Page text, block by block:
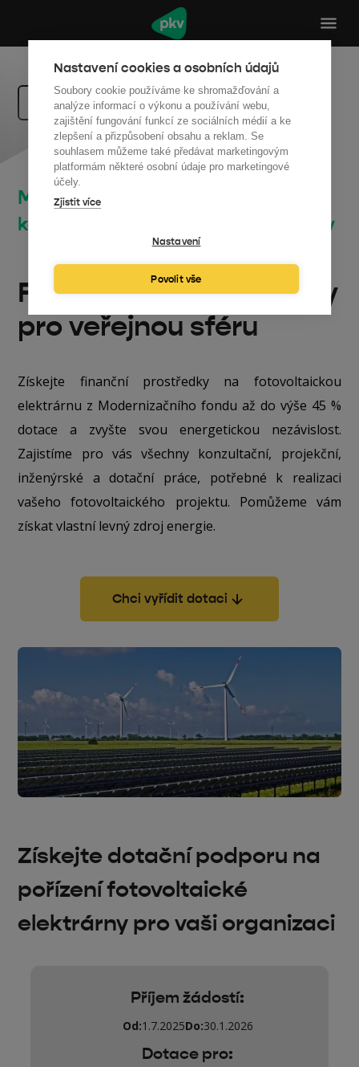
Nastavení cookies a osobních údajů
Soubory cookie používáme ke shromažďování a
analýze informací o výkonu a používání webu,
zajištění fungování funkcí ze sociálních médií a ke
zlepšení a přizpůsobení obsahu a reklam. Se
souhlasem můžeme také předávat marketingovým
platformám některé osobní údaje pro marketingové
účely.
Zjistit více
Nastavení
Povolit vše
Zpět na dotace
Modernizační fond | Komunální a
komunitní fotovoltaické elektrárny
Příjem žádostí je v plném proudu
Fotovoltaické elektrárny
pro veřejnou sféru
Získejte finanční prostředky na fotovoltaickou
elektrárnu z Modernizačního fondu až do výše 45 %
dotace a zvyšte svou energetickou nezávislost.
Zajistíme pro vás všechny konzultační, projekční,
inženýrské a dotační práce, potřebné k realizaci
vašeho fotovoltaického projektu. Pomůžeme vám
získat vlastní levný zdroj energie.
Chci vyřídit dotaci
Získejte dotační podporu na
pořízení fotovoltaické
elektrárny pro vaši organizaci
Příjem žádostí:
Od:1.7.2025Do:30.1.2026
Dotace pro: